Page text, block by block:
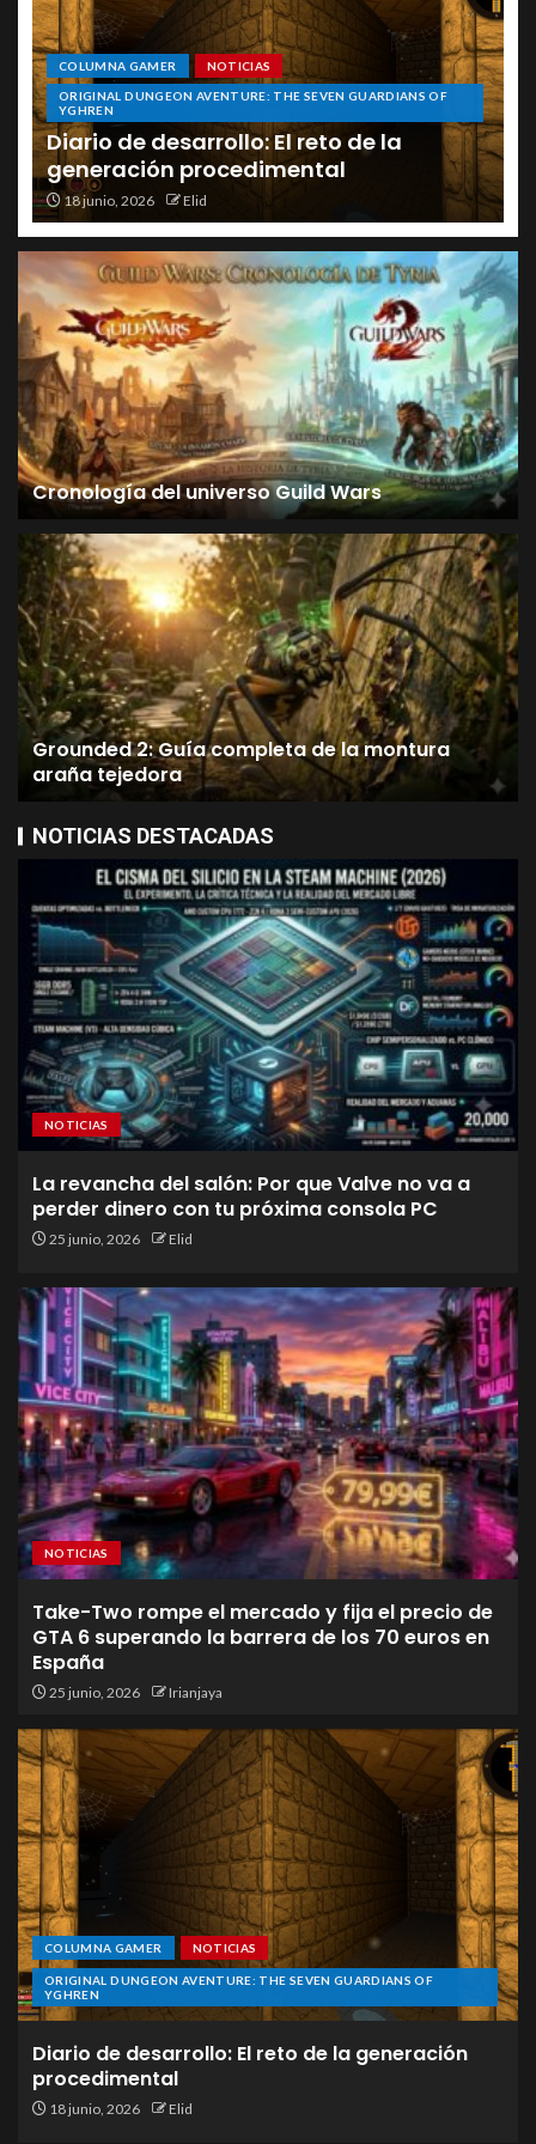
5
Grounded 2: Guía
completa de la montura la
hormiga roja soldado
1
Cronología del universo
Guild Wars
2
MMORPG NEWS
Grounded 2: Guía
completa de la montura
araña tejedora
3
NOTICIAS
Crimson Desert: Guía
Maestra de Supervivencia,
Mercenarios y Reputación
4
MMORPG NEWS
Guía Dune Awakening: Del
Despertar al Dominio de
Arrakis
5
Grounded 2: Guía
completa de la montura la
hormiga roja soldado
COLUMNA GAMER NOTICIAS
ORIGINAL DUNGEON AVENTURE: THE SEVEN GUARDIANS OF
YGHREN
Diario de desarrollo: El reto de la
generación procedimental
18 junio, 2026 Elid
Cronología del universo Guild Wars
Grounded 2: Guía completa de la montura
araña tejedora
NOTICIAS DESTACADAS
NOTICIAS
La revancha del salón: Por que Valve no va a
perder dinero con tu próxima consola PC
25 junio, 2026 Elid
NOTICIAS
Take-Two rompe el mercado y fija el precio de
GTA 6 superando la barrera de los 70 euros en
España
25 junio, 2026 Irianjaya
COLUMNA GAMER NOTICIAS
ORIGINAL DUNGEON AVENTURE: THE SEVEN GUARDIANS OF
YGHREN
Diario de desarrollo: El reto de la generación
procedimental
18 junio, 2026 Elid